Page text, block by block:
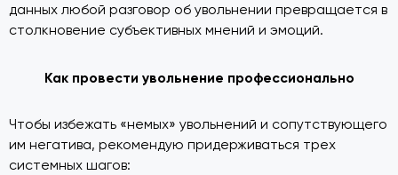
данных любой разговор об увольнении превращается в
столкновение субъективных мнений и эмоций.
Как провести увольнение профессионально
Чтобы избежать «немых» увольнений и сопутствующего
им негатива, рекомендую придерживаться трех
системных шагов: